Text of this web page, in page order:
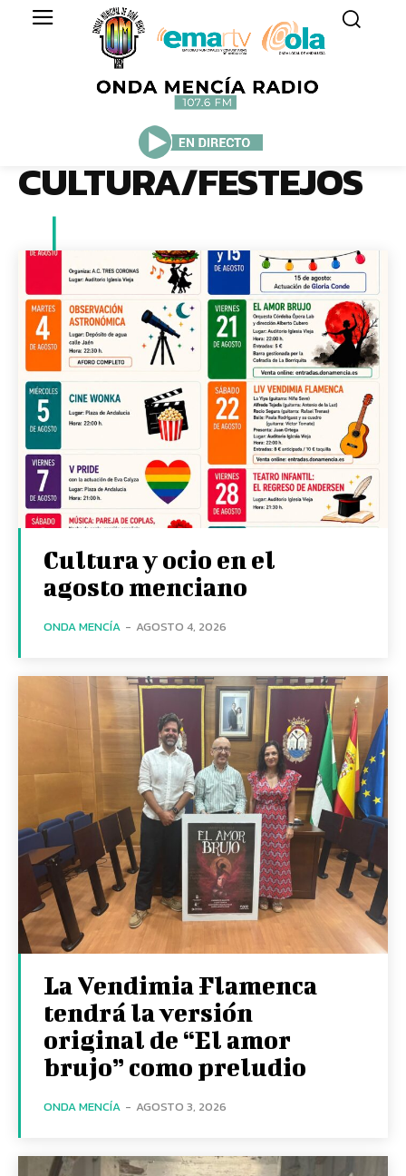
CULTURA/FESTEJOS
Cultura y ocio en el
agosto menciano
ONDA MENCÍA - AGOSTO 4, 2026
La Vendimia Flamenca
tendrá la versión
original de “El amor
brujo” como preludio
ONDA MENCÍA - AGOSTO 3, 2026